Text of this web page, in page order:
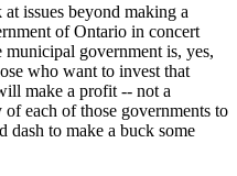
issues beyond making a
of Ontario in concert
government is, yes,
who want to invest that
make a profit -- not a
each of those governments to
dash to make a buck some